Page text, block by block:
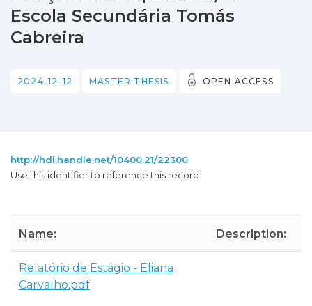
Escola Secundária Tomás
Cabreira
2024-12-12 MASTER THESIS OPEN ACCESS
http://hdl.handle.net/10400.21/22300
Use this identifier to reference this record.
Name: Description:
Relatório de Estágio - Eliana
Carvalho.pdf